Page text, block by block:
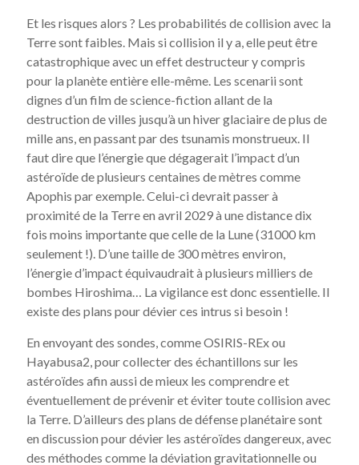
Et les risques alors ? Les probabilités de collision avec la
Terre sont faibles. Mais si collision il y a, elle peut être
catastrophique avec un effet destructeur y compris
pour la planète entière elle-même. Les scenarii sont
dignes d’un film de science-fiction allant de la
destruction de villes jusqu’à un hiver glaciaire de plus de
mille ans, en passant par des tsunamis monstrueux. Il
faut dire que l’énergie que dégagerait l’impact d’un
astéroïde de plusieurs centaines de mètres comme
Apophis par exemple. Celui-ci devrait passer à
proximité de la Terre en avril 2029 à une distance dix
fois moins importante que celle de la Lune (31000 km
seulement !). D’une taille de 300 mètres environ,
l’énergie d’impact équivaudrait à plusieurs milliers de
bombes Hiroshima… La vigilance est donc essentielle. Il
existe des plans pour dévier ces intrus si besoin !
En envoyant des sondes, comme OSIRIS-REx ou
Hayabusa2, pour collecter des échantillons sur les
astéroïdes afin aussi de mieux les comprendre et
éventuellement de prévenir et éviter toute collision avec
la Terre. D’ailleurs des plans de défense planétaire sont
en discussion pour dévier les astéroïdes dangereux, avec
des méthodes comme la déviation gravitationnelle ou